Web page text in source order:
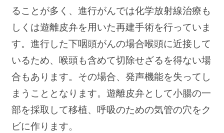
ることが多く、進行がんでは化学放射線治療も
しくは遊離皮弁を用いた再建手術を行っていま
す。進行した下咽頭がんの場合喉頭に近接して
いるため、喉頭も含めて切除せざるを得ない場
合もあります。その場合、発声機能を失ってし
まうこととなります。遊離皮弁として小腸の一
部を採取して移植、呼吸のための気管の穴をク
ビに作ります。